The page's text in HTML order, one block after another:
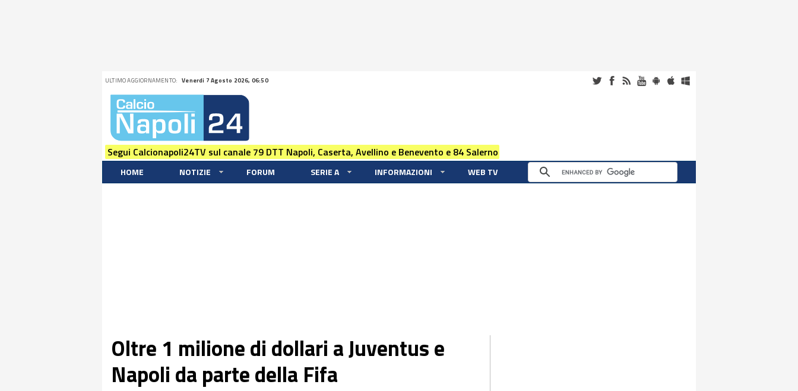
ULTIMO AGGIORNAMENTO: Venerdi 7 Agosto 2026, 06:50
Segui Calcionapoli24TV sul canale 79 DTT Napoli, Caserta, Avellino e Benevento e 84 Salerno
HOME NOTIZIE FORUM SERIE A INFORMAZIONI WEB TV
Oltre 1 milione di dollari a Juventus e
Napoli da parte della Fifa